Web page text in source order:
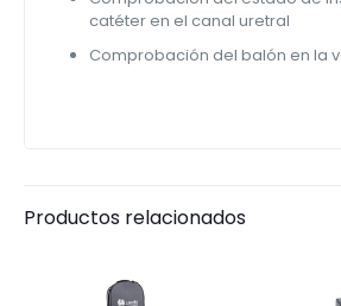
catéter en el canal uretral
Comprobación del balón en la
Productos relacionados